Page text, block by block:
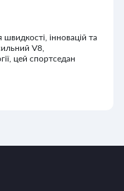
інновацій та
V8,
цей спортседан